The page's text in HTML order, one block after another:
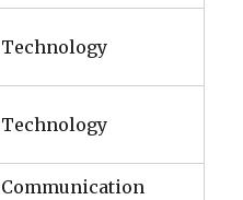
Technology
Technology
Communication